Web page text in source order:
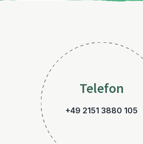
Telefon
+49 2151 3880 105